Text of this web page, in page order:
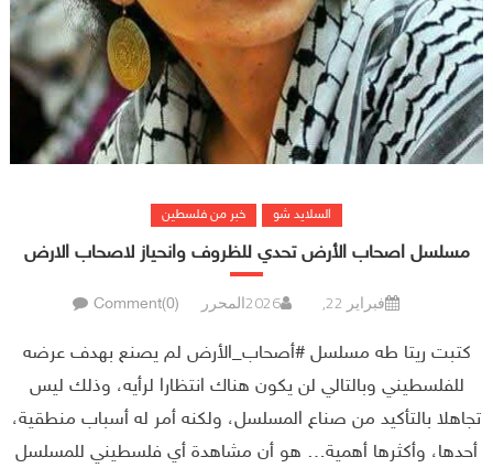
السلايد شو خبر من فلسطين
مسلسل اصحاب الأرض تحدي للظروف وانحياز لاصحاب الارض
فبراير 22, 2026 المحرر Comment(0)
كتبت ريتا طه مسلسل #أصحاب_الأرض لم يصنع بهدف عرضه
للفلسطيني وبالتالي لن يكون هناك انتظارا لرأيه، وذلك ليس
تجاهلا بالتأكيد من صناع المسلسل، ولكنه أمر له أسباب منطقية،
أحدها، وأكثرها أهمية… هو أن مشاهدة أي فلسطيني للمسلسل